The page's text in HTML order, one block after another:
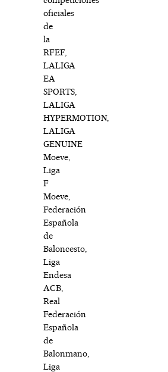
oficiales
de
la
RFEF,
LALIGA
EA
SPORTS,
LALIGA
HYPERMOTION,
LALIGA
GENUINE
Moeve,
Liga
F
Moeve,
Federación
Española
de
Baloncesto,
Liga
Endesa
ACB,
Real
Federación
Española
de
Balonmano,
Liga